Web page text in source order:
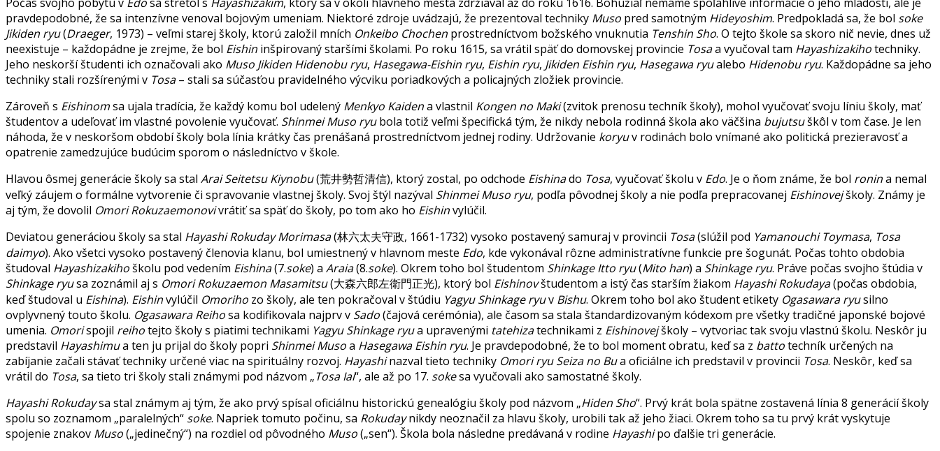
pravdepodobné, že sa intenzívne venoval bojovým umeniam. Niektoré zdroje uvádzajú, že prezentoval techniky Muso pred samotným Hideyoshim. Predpokladá sa, že bol soke
Jikiden ryu(Draeger, 1973) – veľmi starej školy, ktorú založil mních Onkeibo Chochen prostredníctvom božského vnuknutia Tenshin Sho. O tejto škole sa skoro nič nevie, dnes už
neexistuje – každopádne je zrejme, že bol Eishin inšpirovaný staršími školami. Po roku 1615, sa vrátil späť do domovskej provincie Tosaa vyučoval tam Hayashizakihotechniky.
Jeho neskorší študenti ich označovali ako Muso Jikiden Hidenobu ryu, Hasegawa-Eishin ryu, Eishin ryu, Jikiden Eishin ryu, Hasegawa ryualebo Hidenobu ryu. Každopádne sa jeho
techniky stali rozšírenými v Tosa– stali sa súčasťou pravidelného výcviku poriadkových a policajných zložiek provincie.
Zároveň s Eishinomsa ujala tradícia, že každý komu bol udelený Menkyo Kaidena vlastnil Kongen no Maki(zvitok prenosu techník školy), mohol vyučovať svoju líniu školy, mať
študentov a udeľovať im vlastné povolenie vyučovať. Shinmei Muso ryubola totiž veľmi špecifická tým, že nikdy nebola rodinná škola ako väčšina bujutsuškôl v tom čase. Je len
náhoda, že v neskoršom období školy bola línia krátky čas prenášaná prostredníctvom jednej rodiny. Udržovanie koryuv rodinách bolo vnímané ako politická prezieravosť a
opatrenie zamedzujúce budúcim sporom o následníctvo v škole.
Hlavou ôsmej generácie školy sa stal Arai Seitetsu Kiynobu(荒井勢哲清信), ktorý zostal, po odchode Eishinado Tosa, vyučovať školu v Edo. Je o ňom známe, že bol ronina nemal
veľký záujem o formálne vytvorenie či spravovanie vlastnej školy. Svoj štýl nazýval Shinmei Muso ryu, podľa pôvodnej školy a nie podľa prepracovanej Eishinovejškoly. Známy je
aj tým, že dovolil Omori Rokuzaemonovivrátiť sa späť do školy, po tom ako ho Eishinvylúčil.
Deviatou generáciou školy sa stal Hayashi Rokuday Morimasa(林六太夫守政, 1661-1732) vysoko postavený samuraj v provincii Tosa(slúžil pod Yamanouchi Toymasa, Tosa
daimyo). Ako všetci vysoko postavený členovia klanu, bol umiestnený v hlavnom meste Edo, kde vykonával rôzne administratívne funkcie pre šogunát. Počas tohto obdobia
študoval Hayashizakihoškolu pod vedením Eishina(7.soke) a Araia(8.soke). Okrem toho bol študentom Shinkage Itto ryu(Mito han) a Shinkage ryu. Práve počas svojho štúdia v
Shinkage ryusa zoznámil aj s Omori Rokuzaemon Masamitsu(大森六郎左衛門正光), ktorý bol Eishinovštudentom a istý čas starším žiakom Hayashi Rokudaya(počas obdobia,
keď študoval u Eishina). Eishinvylúčil Omoriho zo školy, ale ten pokračoval v štúdiu Yagyu Shinkage ryuv Bishu. Okrem toho bol ako študent etikety Ogasawara ryusilno
ovplyvnený touto školu. Ogasawara Reihosa kodifikovala najprv v Sado(čajová cerémónia), ale časom sa stala štandardizovaným kódexom pre všetky tradičné japonské bojové
umenia. Omorispojil reihotejto školy s piatimi technikami Yagyu Shinkage ryua upravenými tatehizatechnikami z Eishinovejškoly – vytvoriac tak svoju vlastnú školu. Neskôr ju
predstavil Hayashimua ten ju prijal do školy popri Shinmei Musoa Hasegawa Eishin ryu. Je pravdepodobné, že to bol moment obratu, keď sa z battotechník určených na
zabíjanie začali stávať techniky určené viac na spirituálny rozvoj. Hayashinazval tieto techniky Omori ryu Seiza no Bua oficiálne ich predstavil v provincii Tosa. Neskôr, keď sa
vrátil do Tosa, sa tieto tri školy stali známymi pod názvom „Tosa Iai“, ale až po 17. sokesa vyučovali ako samostatné školy.
Hayashi Rokudaysa stal známym aj tým, že ako prvý spísal oficiálnu historickú genealógiu školy pod názvom „Hiden Sho“. Prvý krát bola spätne zostavená línia 8 generácií školy
spolu so zoznamom „paralelných“ soke. Napriek tomuto počinu, sa Rokudaynikdy neoznačil za hlavu školy, urobili tak až jeho žiaci. Okrem toho sa tu prvý krát vyskytuje
spojenie znakov Muso(„jedinečný“) na rozdiel od pôvodného Muso(„sen“). Škola bola následne predávaná v rodine Hayashipo ďalšie tri generácie.